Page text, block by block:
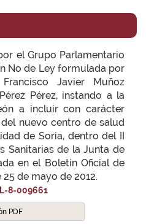
el Grupo Parlamentario
No de Ley formulada por
Javier Muñoz
Pérez, instando a la
a incluir con carácter
nuevo centro de salud
de Soria, dentro del II
Sanitarias de la Junta de
en el Boletín Oficial de
25 de mayo de 2012.
8-009661
PDF